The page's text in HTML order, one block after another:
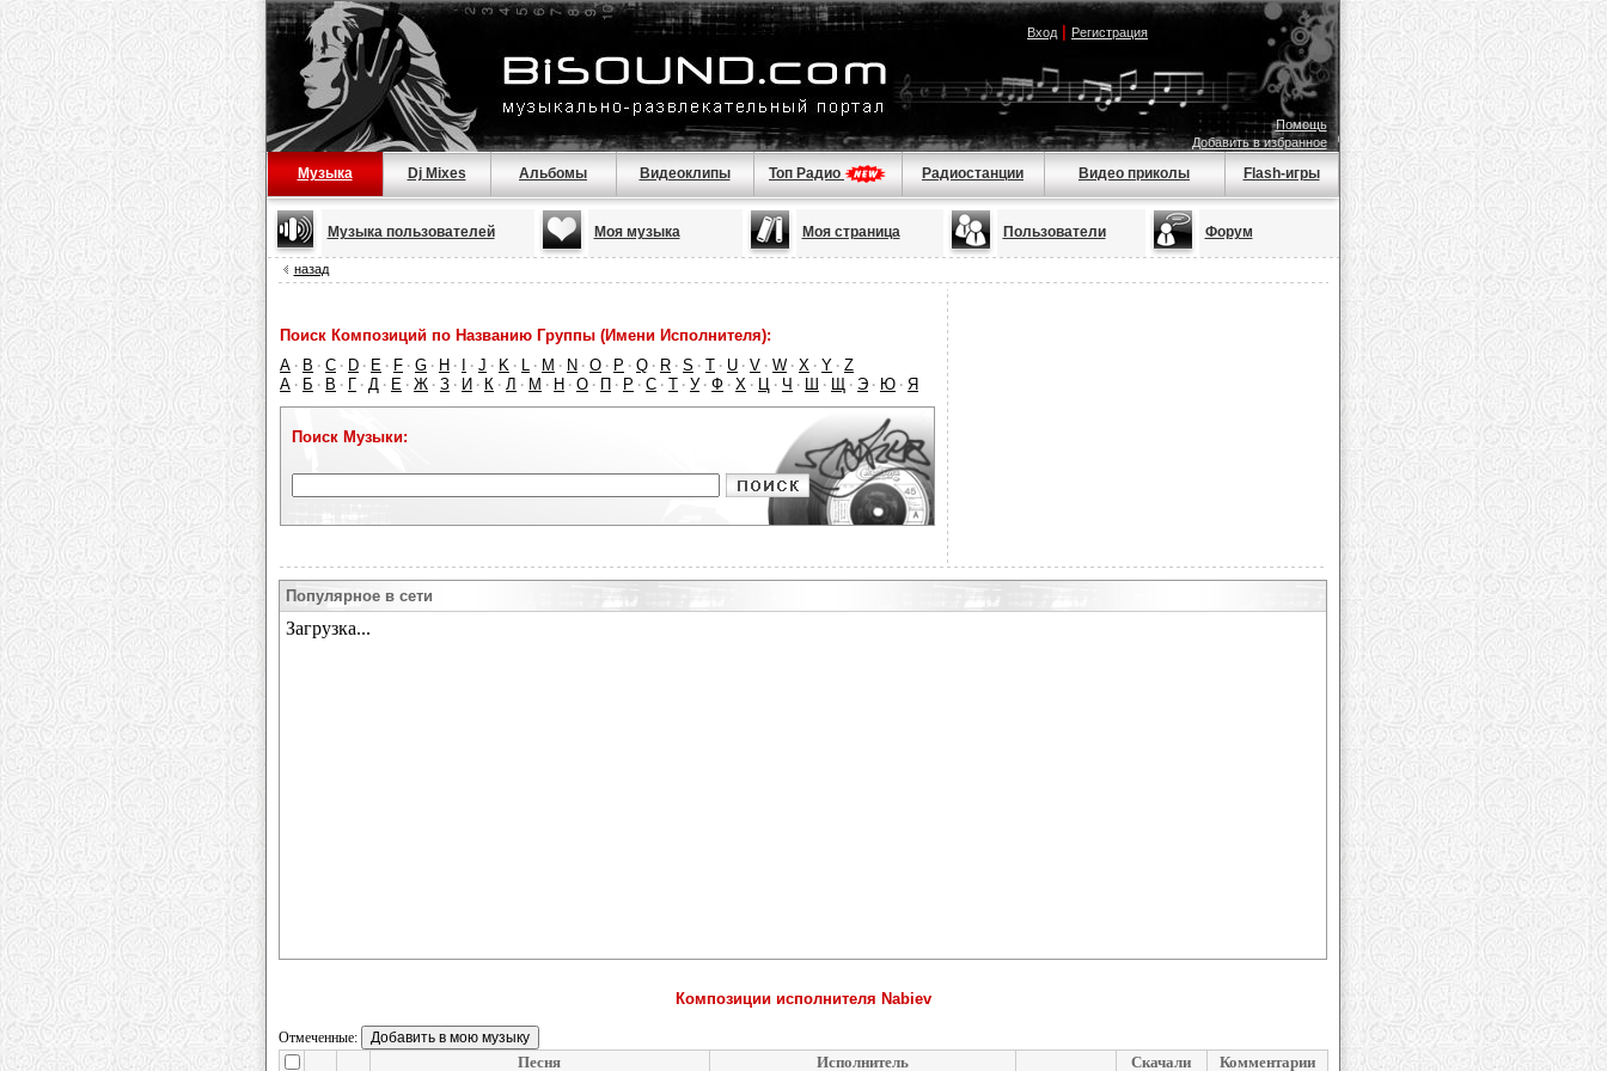
Вход| Регистрация
Помощь
Добавить в избранное
Музыка Dj Mixes Альбомы Видеоклипы Топ Радио Радиостанции Видео приколы Flash-игры
Музыка пользователей Моя музыка Моя страница Пользователи Форум
назад
Поиск Композиций по Названию Группы (Имени Исполнителя):
A · B · C · D · E · F · G · H · · J · K · L · M · N · O · P · Q · R · S · T · U · V · W · X · Y · Z
А · Б · В · Г · Д · Е · Ж · З · И · К · Л · М · Н · О · П · Р · С · Т · У · Ф · Х · Ц · Ч · Ш · Щ · Э · Ю · Я
Поиск Музыки:
Популярное в сети
Композиции исполнителя Nabiev
Отмеченные:
Песня Исполнитель Скачали Комментарии